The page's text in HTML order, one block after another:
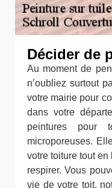
Décider de
Au moment de
n’oubliez surtout
votre mairie pour
dans votre
peintures pour
microporeuses.
votre toiture tout
respirer. Vous
vie de votre toit,